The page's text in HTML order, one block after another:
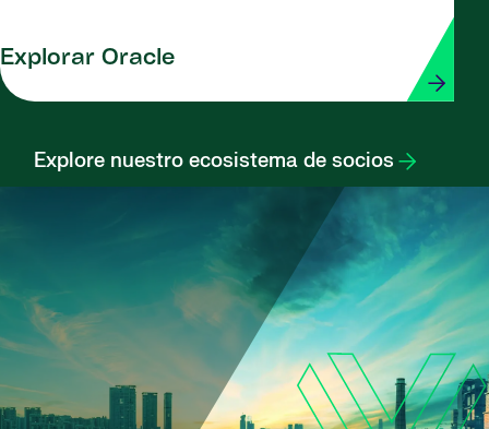
Explorar Oracle
Explore nuestro ecosistema de socios